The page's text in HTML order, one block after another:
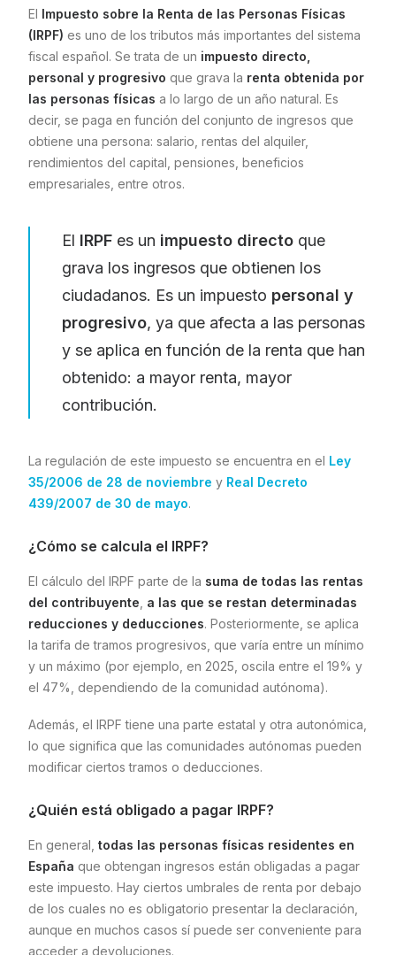
El Impuesto sobre la Renta de las Personas Físicas
(IRPF) es uno de los tributos más importantes del sistema
fiscal español. Se trata de un impuesto directo,
personal y progresivo que grava la renta obtenida por
las personas físicas a lo largo de un año natural. Es
decir, se paga en función del conjunto de ingresos que
obtiene una persona: salario, rentas del alquiler,
rendimientos del capital, pensiones, beneficios
empresariales, entre otros.
El IRPF es un impuesto directo que
grava los ingresos que obtienen los
ciudadanos. Es un impuesto personal y
progresivo, ya que afecta a las personas
y se aplica en función de la renta que han
obtenido: a mayor renta, mayor
contribución.
La regulación de este impuesto se encuentra en el Ley
35/2006 de 28 de noviembre y Real Decreto
439/2007 de 30 de mayo.
¿Cómo se calcula el IRPF?
El cálculo del IRPF parte de la suma de todas las rentas
del contribuyente a las que se restan determinadas
reducciones y deducciones. Posteriormente, se aplica
la tarifa de tramos progresivos, que varía entre un mínimo
y un máximo (por ejemplo, en 2025, oscila entre el 19% y
el 47%, dependiendo de la comunidad autónoma).
Además, el IRPF tiene una parte estatal y otra autonómica,
lo que significa que las comunidades autónomas pueden
modificar ciertos tramos o deducciones.
¿Quién está obligado a pagar IRPF?
En general, todas las personas físicas residentes en
España que obtengan ingresos están obligadas a pagar
este impuesto. Hay ciertos umbrales de renta por debajo
de los cuales no es obligatorio presentar la declaración,
aunque en muchos casos sí puede ser conveniente para
acceder a devoluciones.